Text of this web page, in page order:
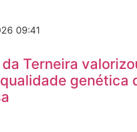
09:41
Terneira
genética